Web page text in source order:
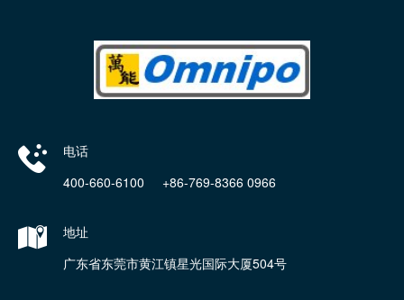
电话
400-660-6100 +86-769-8366 0966
地址
广东省东莞市黄江镇星光国际大厦504号